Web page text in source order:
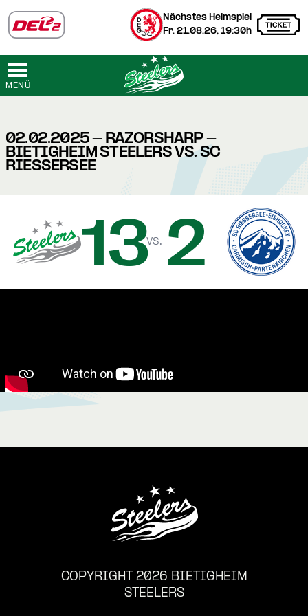
Nächstes Heimspiel
Fr. 21.08.26, 19:30h
MENÜ
02.02.2025 - RAZORSHARP -
BIETIGHEIM STEELERS VS. SC
RIESSERSEE
13vs. 2
COPYRIGHT 2026 BIETIGHEIM
STEELERS